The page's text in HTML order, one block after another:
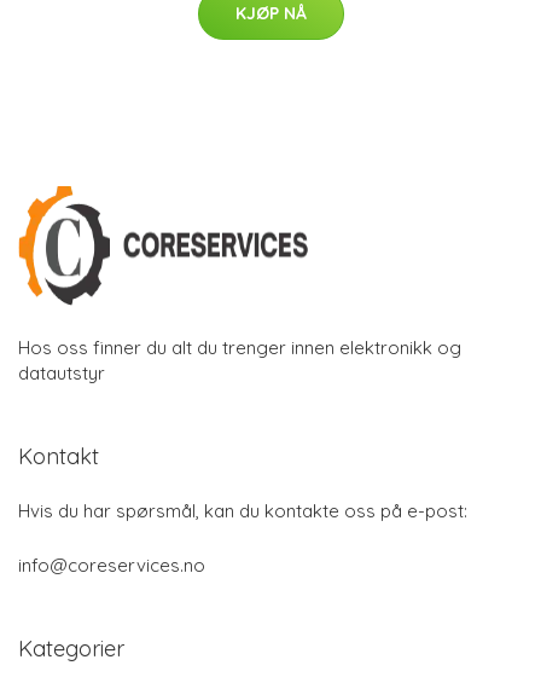
KJØP NÅ
Hos oss finner du alt du trenger innen elektronikk og
datautstyr
Kontakt
Hvis du har spørsmål, kan du kontakte oss på e-post:
info@coreservices.no
Kategorier